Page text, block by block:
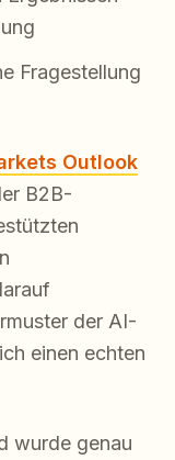
Fragestellung
Outlook
B2B-
der AI-
einen echten
wurde genau